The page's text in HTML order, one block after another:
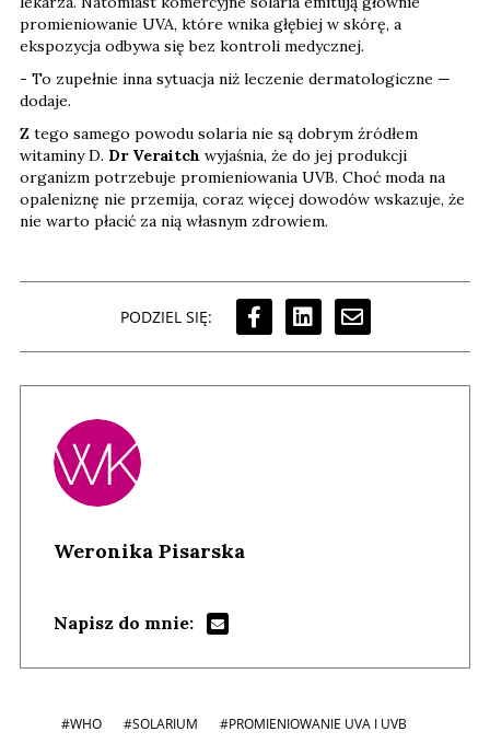
promieniowanie UVA, które wnika głębiej w skórę, a
ekspozycja odbywa się bez kontroli medycznej.
- To zupełnie inna sytuacja niż leczenie dermatologiczne —
dodaje.
Z tego samego powodu solaria nie są dobrym źródłem
witaminy D. Dr Veraitch wyjaśnia, że do jej produkcji
organizm potrzebuje promieniowania UVB. Choć moda na
opaleniznę nie przemija, coraz więcej dowodów wskazuje, że
nie warto płacić za nią własnym zdrowiem.
PODZIEL SIĘ:
Weronika Pisarska
Napisz do mnie:
#WHO #SOLARIUM #PROMIENIOWANIE UVA I UVB